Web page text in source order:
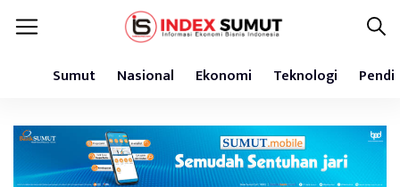
Sumut Nasional Ekonomi Teknologi